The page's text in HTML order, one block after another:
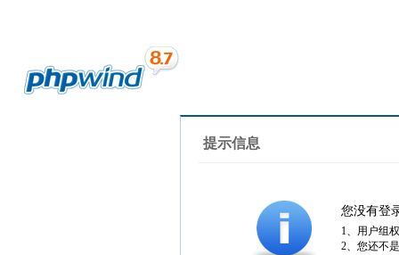
提示信息
您没有登
1、用户组
2、您还不